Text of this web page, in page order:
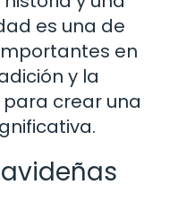
es una de
en
y la
crear una